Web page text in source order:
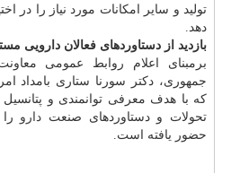
تولید و سایر امكانات مورد نیاز را در
دهد.
بازدید از دستاوردهای فعالان دارویی
برمبنای اعلام روابط عمومی
جمهوری، دكتر سورنا ستاری بامداد
كه با هدف معرفی توانمندی و
تحولات و دستاوردهای صنعت دارو
حضور یافته است.